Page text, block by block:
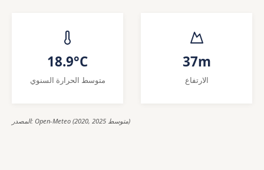
18.9°C
متوسط الحرارة السنوي
37m
الارتفاع
المصدر: Open-Meteo (2020, 2025 متوسط)